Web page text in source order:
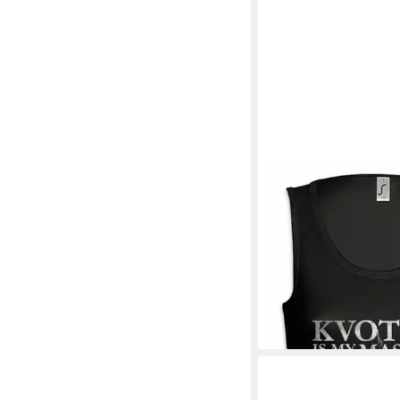
URBAN BACKWOODS
Tanktop Kvothe Is
Ärmelloses Damen
Königsmörder
Fantasy Novel
19,95 €
-13%
lieferbar - in 4-5